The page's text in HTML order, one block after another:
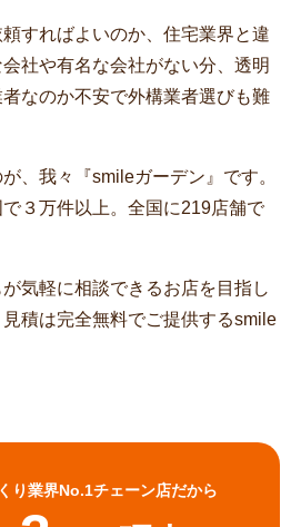
すればよいのか、住宅業界と違
社や有名な会社がない分、透明
なのか不安で外構業者選びも難
、我々『smileガーデン』です。
３万件以上。全国に219店舗で
気軽に相談できるお店を目指し
積は完全無料でご提供するsmile
り業界No.1チェーン店だから